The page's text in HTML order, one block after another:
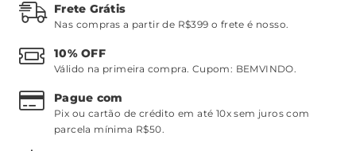
Frete Grátis
Nas compras a partir de R$399 o frete é nosso.
10% OFF
Válido na primeira compra. Cupom: BEMVINDO.
Pague com
Pix ou cartão de crédito em até 10x sem juros com
parcela mínima R$50.